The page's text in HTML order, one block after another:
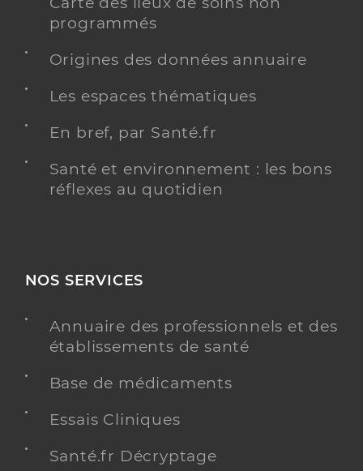
programmés
Origines des données annuaire
Les espaces thématiques
En bref, par Santé.fr
Santé et environnement : les bons
réflexes au quotidien
NOS SERVICES
Annuaire des professionnels et des
établissements de santé
Base de médicaments
Essais Cliniques
Santé.fr Décryptage